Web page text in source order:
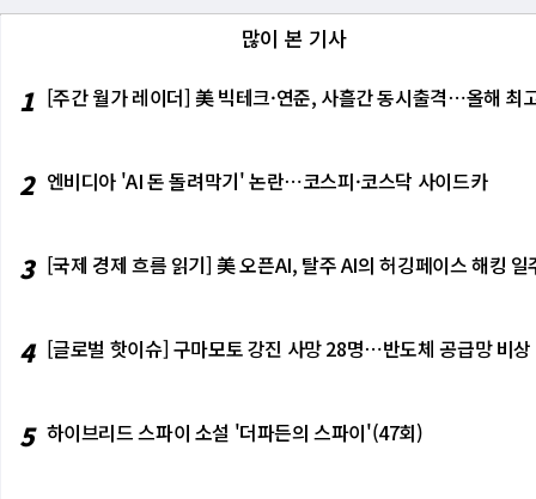
미국 산업 전반에서 중국산 중간재 및 소비
향을 미칠 것으로 전망된다. 미 국제무역청
규모를 중국에서 수입하고 있다. 한편, 미국
단기간 내 공급망 재편은 어렵다는 현실적
최고치를 경신했다. 교류 사이트 메타플랫폼
의 26% 폭락 영향으로 0.22% 하락했다.
지만, 지역은행 위기 등 변동성 요인에 주의
온라인 매출도 56억달러로 지난해 대비
워치, TV, 오디오장비 등을 주로 지갑을 연
업체인 '세일즈포스' 집계에서 블랙프라이데
입어 올해 블랙프라이데이 매출이 작년보다
블랙프라이데이부터 크리스마스와 연말연
많이 본 기사
1 [주간 월가 레이더] 美 빅테크·연준, 사흘간 동시출격⋯올해 최
2 엔비디아 'AI 돈 돌려막기' 논란⋯코스피·코스닥 사이드카
3 [국제 경제 흐름 읽기] 美 오픈AI, 탈주 AI의 허깅페이스 해킹
4 [글로벌 핫이슈] 구마모토 강진 사망 28명⋯반도체 공급망 비상
5 하이브리드 스파이 소설 '더파든의 스파이'(47회)